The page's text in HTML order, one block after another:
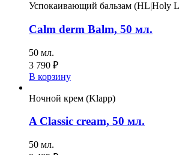
Успокаивающий бальзам (HL|Holy
Calm derm Balm, 50 мл.
50 мл.
3 790 ₽
В корзину
Ночной крем (Klapp)
A Classic cream, 50 мл.
50 мл.